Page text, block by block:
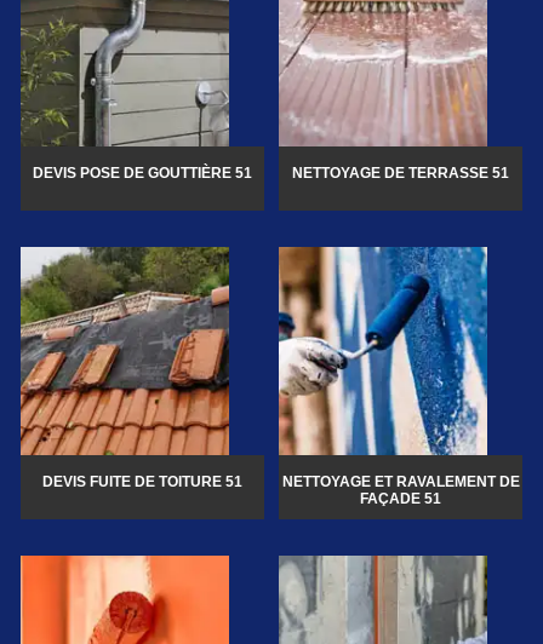
DEVIS POSE DE GOUTTIÈRE 51 NETTOYAGE DE TERRASSE 51
DEVIS FUITE DE TOITURE 51
NETTOYAGE ET RAVALEMENT DE
FAÇADE 51